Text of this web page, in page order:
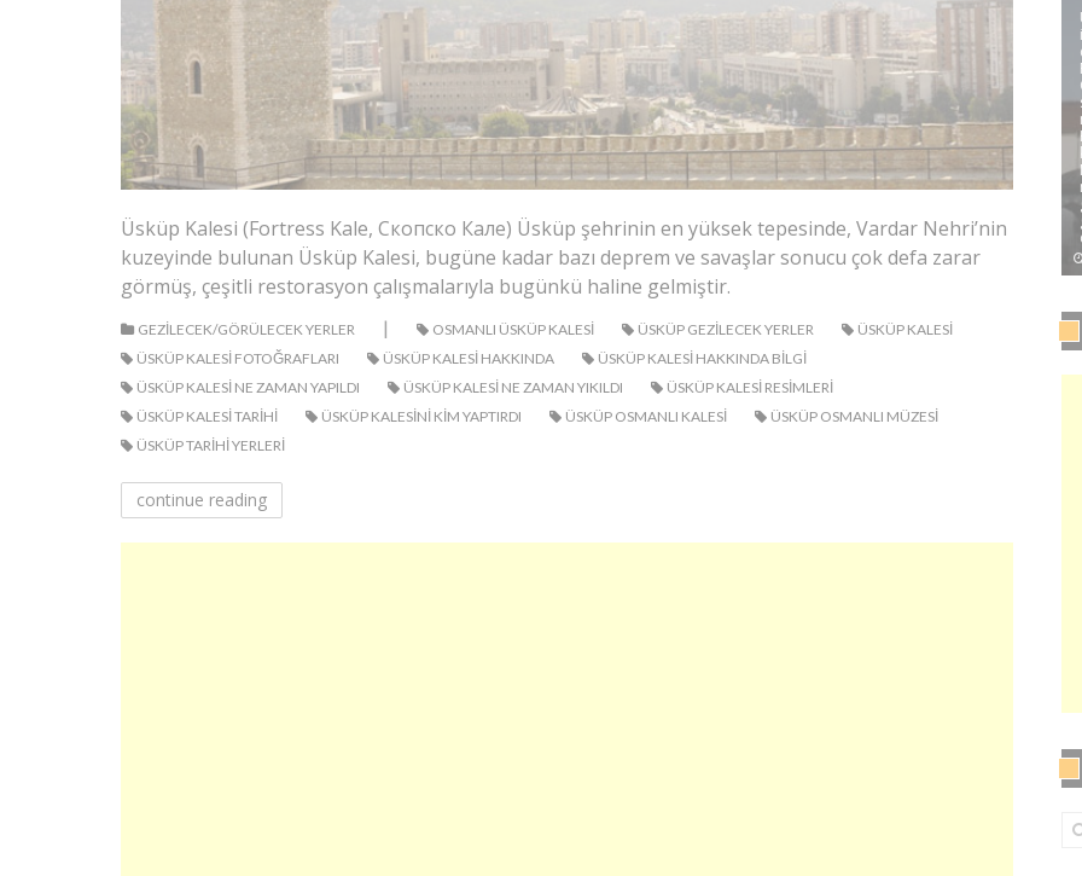
Üsküp Kalesi (Fortress Kale, Скопско Кале) Üsküp şehrinin en yüksek tepesinde, Vardar Nehri’nin
kuzeyinde bulunan Üsküp Kalesi, bugüne kadar bazı deprem ve savaşlar sonucu çok defa zarar
görmüş, çeşitli restorasyon çalışmalarıyla bugünkü haline gelmiştir.
GEZILECEK/GÖRÜLECEK YERLER | OSMANLI ÜSKÜP KALESI ÜSKÜP GEZILECEK YERLER
ÜSKÜP KALESI
ÜSKÜP KALESI FOTOĞRAFLARI
ÜSKÜP KALESI HAKKINDA
ÜSKÜP KALESI HAKKINDA BILGI
ÜSKÜP KALESI NE ZAMAN YAPILDI
ÜSKÜP KALESI NE ZAMAN YIKILDI
ÜSKÜP KALESI RESIMLERI
ÜSKÜP KALESI TARIHI
ÜSKÜP KALESINI KIM YAPTIRDI ÜSKÜP OSMANLI KALESI
ÜSKÜP OSMANLI MÜZESI
ÜSKÜP TARIHI YERLERI
continue reading